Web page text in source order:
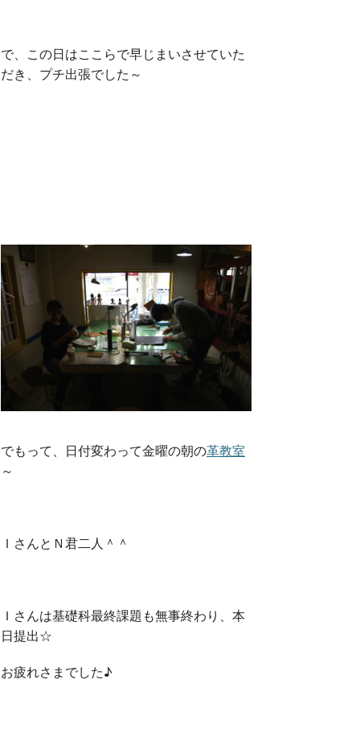
で、この日はここらで早じまいさせていた
だき、プチ出張でした～
でもって、日付変わって金曜の朝の革教室
～
ＩさんとＮ君二人＾＾
Ｉさんは基礎科最終課題も無事終わり、本
日提出☆
お疲れさまでした♪